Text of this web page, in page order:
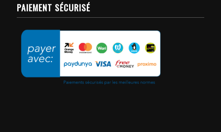
PAIEMENT SÉCURISÉ